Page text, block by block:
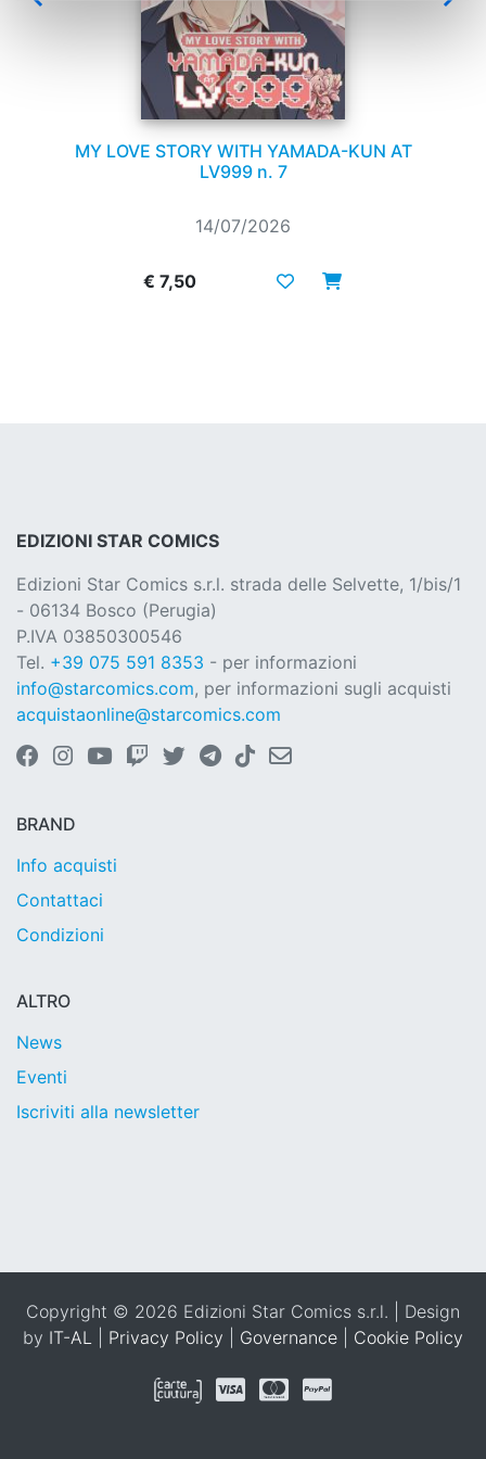
MY LOVE STORY WITH YAMADA-KUN AT
LV999 n. 7
14/07/2026
€ 7,50
EDIZIONI STAR COMICS
Edizioni Star Comics s.r.l. strada delle Selvette, 1/bis/1
- 06134 Bosco (Perugia)
P.IVA 03850300546
Tel. +39 075 591 8353 - per informazioni
info@starcomics.com, per informazioni sugli acquisti
acquistaonline@starcomics.com
BRAND
Info acquisti
Contattaci
Condizioni
ALTRO
News
Eventi
Iscriviti alla newsletter
Copyright © 2026 Edizioni Star Comics s.r.l. | Design
by IT-AL Privacy Policy Governance Cookie Policy